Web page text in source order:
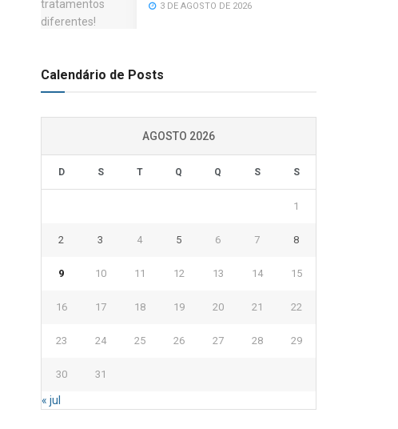
3 DE AGOSTO DE 2026
Calendário de Posts
AGOSTO 2026
D S T Q Q S S
1
2 3 4 5 6 7 8
9 10 11 12 13 14 15
16 17 18 19 20 21 22
23 24 25 26 27 28 29
30 31
« jul